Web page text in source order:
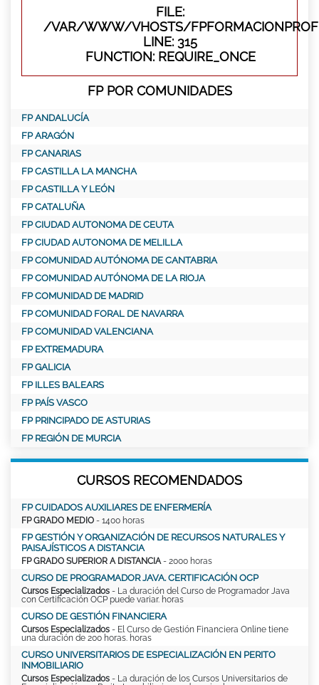
FILE:
/VAR/WWW/VHOSTS/
LINE: 315
FUNCTION: REQUIRE_ONCE
FP POR COMUNIDADES
FP ANDALUCÍA
FP ARAGÓN
FP CANARIAS
FP CASTILLA LA MANCHA
FP CASTILLA Y LEÓN
FP CATALUÑA
FP CIUDAD AUTONOMA DE CEUTA
FP CIUDAD AUTONOMA DE MELILLA
FP COMUNIDAD AUTÓNOMA DE CANTABRIA
FP COMUNIDAD AUTÓNOMA DE LA RIOJA
FP COMUNIDAD DE MADRID
FP COMUNIDAD FORAL DE NAVARRA
FP COMUNIDAD VALENCIANA
FP EXTREMADURA
FP GALICIA
FP ILLES BALEARS
FP PAÍS VASCO
FP PRINCIPADO DE ASTURIAS
FP REGIÓN DE MURCIA
CURSOS RECOMENDADOS
FP CUIDADOS AUXILIARES DE ENFERMERÍA
FP GRADO MEDIO - 1400 horas
FP GESTIÓN Y ORGANIZACIÓN DE RECURSOS NATURALES Y
PAISAJÍSTICOS A DISTANCIA
FP GRADO SUPERIOR A DISTANCIA - 2000 horas
CURSO DE PROGRAMADOR JAVA. CERTIFICACIÓN OCP
Cursos Especializados - La duración del Curso de Programador Java
con Certificación OCP puede variar. horas
CURSO DE GESTIÓN FINANCIERA
Cursos Especializados - El Curso de Gestión Financiera Online tiene
una duración de 200 horas. horas
CURSO UNIVERSITARIOS DE ESPECIALIZACIÓN EN PERITO
INMOBILIARIO
Cursos Especializados - La duración de los Cursos Universitarios de